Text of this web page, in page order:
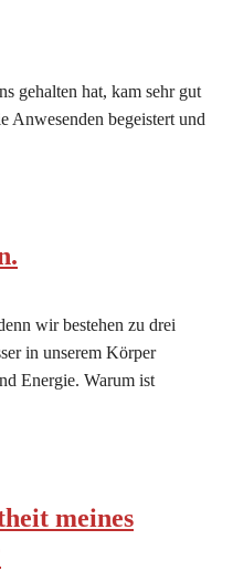
gehalten hat, kam sehr gut
Anwesenden begeistert und
wir bestehen zu drei
in unserem Körper
Energie. Warum ist
meines